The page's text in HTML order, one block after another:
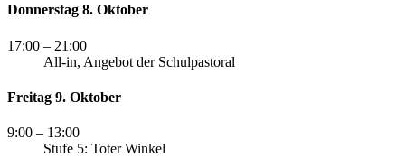
Donnerstag 8. Oktober
17:00 – 21:00
All-in, Angebot der Schulpastoral
Freitag 9. Oktober
9:00 – 13:00
Stufe 5: Toter Winkel